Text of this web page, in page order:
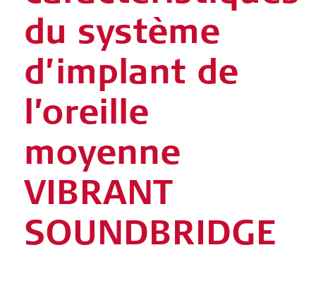
du système
d’implant de
l’oreille
moyenne
VIBRANT
SOUNDBRIDGE